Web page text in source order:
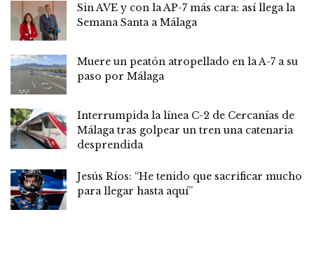
Sin AVE y con la AP-7 más cara: así llega la
Semana Santa a Málaga
Muere un peatón atropellado en la A-7 a su
paso por Málaga
Interrumpida la línea C-2 de Cercanías de
Málaga tras golpear un tren una catenaria
desprendida
Jesús Ríos: “He tenido que sacrificar mucho
para llegar hasta aquí”